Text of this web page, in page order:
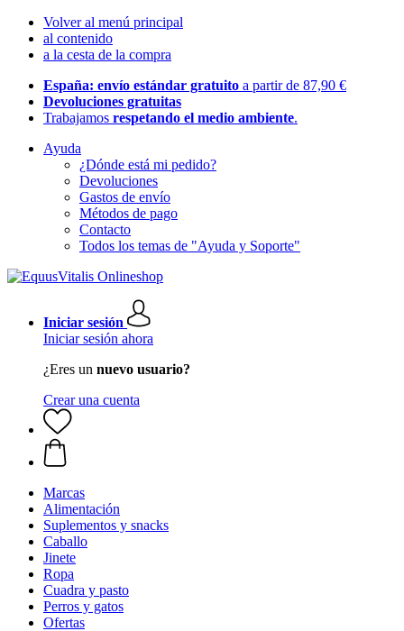
Volver al menú principal
al contenido
a la cesta de la compra
España: envío estándar gratuito a partir de 87,90 €
Devoluciones gratuitas
Trabajamos respetando el medio ambiente.
Ayuda
¿Dónde está mi pedido?
Devoluciones
Gastos de envío
Métodos de pago
Contacto
Todos los temas de "Ayuda y Soporte"
Iniciar sesión
Iniciar sesión ahora
¿Eres un nuevo usuario?
Crear una cuenta
Marcas
Alimentación
Suplementos y snacks
Caballo
Jinete
Ropa
Cuadra y pasto
Perros y gatos
Ofertas